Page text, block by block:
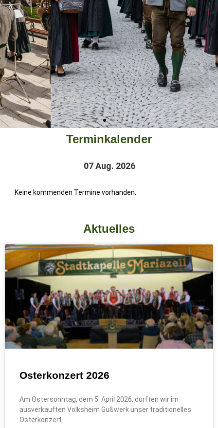
Terminkalender
07 Aug. 2026
Keine kommenden Termine vorhanden.
Aktuelles
Osterkonzert 2026
Am Ostersonntag, dem 5. April 2026, durften wir im
ausverkauften Volksheim Gußwerk unser traditionelles
Osterkonzert